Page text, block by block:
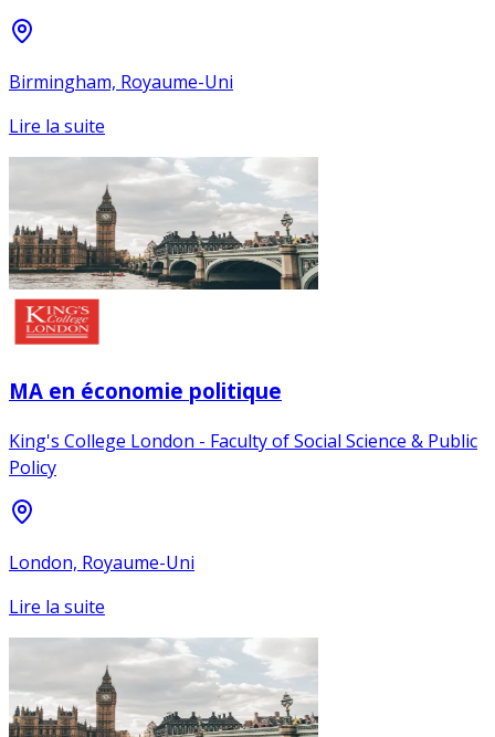
Birmingham, Royaume-Uni
Lire la suite
MA en économie politique
King's College London - Faculty of Social Science & Public
Policy
London, Royaume-Uni
Lire la suite